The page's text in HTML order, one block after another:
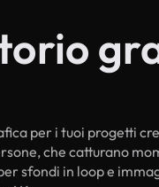
per i tuoi progetti
che catturano
sfondi in loop e